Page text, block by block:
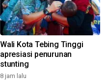
Wali Kota Tebing Tinggi
apresiasi penurunan
stunting
8 jam lalu